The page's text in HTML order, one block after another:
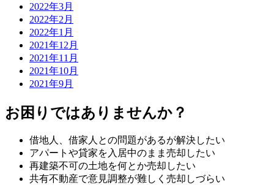
2022年3月
2022年2月
2022年1月
2021年12月
2021年11月
2021年10月
2021年9月
お困りではありませんか？
借地人、借家人との問題があるが解決したい
アパートや貸家を入居中のまま売却したい
再建築不可の土地を何とか売却したい
共有不動産で意見調整が難しく売却しづらい